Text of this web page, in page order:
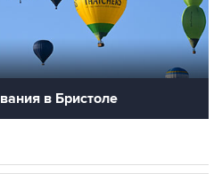
в Бристоле